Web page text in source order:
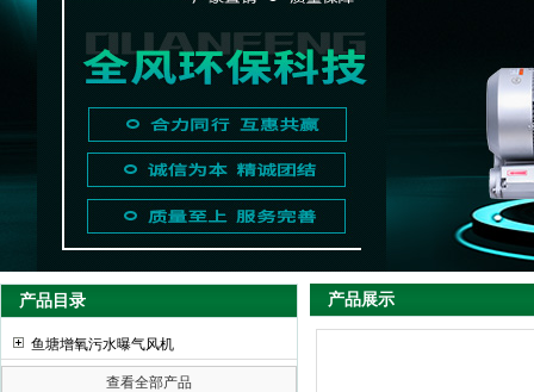
产品目录
鱼塘增氧污水曝气风机
查看全部产品
产品展示